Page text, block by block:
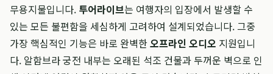
무용지물입니다. 투어라이브는 여행자의 입장에서 발생할 수
있는 모든 불편함을 세심하게 고려하여 설계되었습니다. 그중
가장 핵심적인 기능은 바로 완벽한오프라인 오디오 지원입니
다. 알함브라 궁전 내부는 오래된 석조 건물과 두꺼운 벽으로 인